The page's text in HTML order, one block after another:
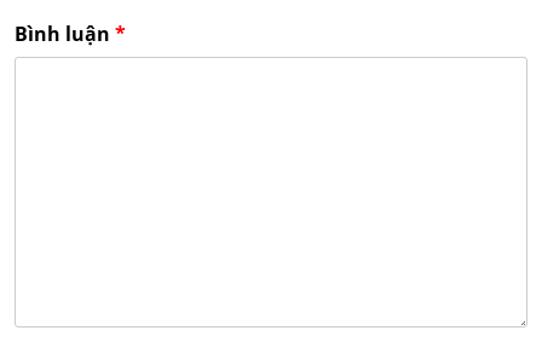
Bình luận *